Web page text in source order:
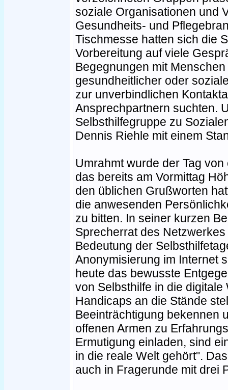
soziale Organisationen und
Gesundheits- und
Tischmesse hatten sich die
Vorbereitung auf viele
Begegnungen mit
gesundheitlicher oder
zur unverbindlichen
Ansprechpartnern suchten.
Selbsthilfegruppe zu
Dennis Riehle mit einem
Umrahmt wurde der Tag
das bereits am Vormittag
den üblichen Grußworten
die anwesenden
zu bitten. In seiner kurzen
Sprecherrat des
Bedeutung der
Anonymisierung im Internet
heute das bewusste
von Selbsthilfe in die
Handicaps an die Stände
Beeinträchtigung bekennen
offenen Armen zu
Ermutigung einladen, sind
in die reale Welt gehört".
auch in Fragerunde mit drei